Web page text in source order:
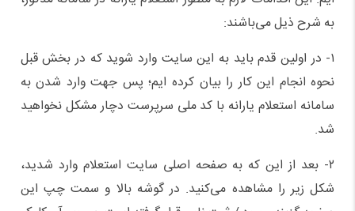
به شرح ذیل می‌باشند:
۱- در اولین قدم باید به این سایت وارد شوید که در بخش قبل
نحوه انجام این کار را بیان کرده ایم؛ پس جهت وارد شدن به
سامانه استعلام یارانه با کد ملی سرپرست دچار مشکل نخواهید
شد.
۲- بعد از این که به صفحه اصلی سایت استعلام وارد شدید،
شکل زیر را مشاهده می‌کنید. در گوشه بالا و سمت چپ این